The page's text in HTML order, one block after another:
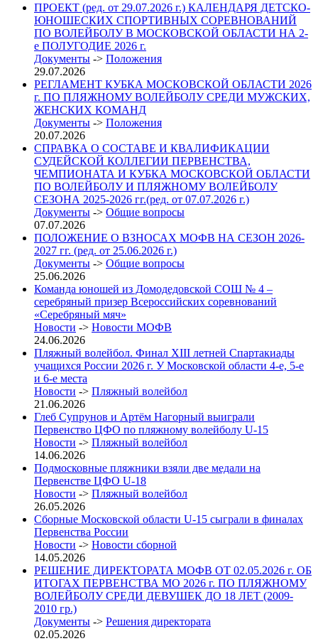
ПРОЕКТ (ред. от 29.07.2026 г.) КАЛЕНДАРЯ ДЕТСКО-
ЮНОШЕСКИХ СПОРТИВНЫХ СОРЕВНОВАНИЙ
ПО ВОЛЕЙБОЛУ В МОСКОВСКОЙ ОБЛАСТИ НА 2-
е ПОЛУГОДИЕ 2026 г.
Документы -> Положения
29.07.2026
РЕГЛАМЕНТ КУБКА МОСКОВСКОЙ ОБЛАСТИ 2026
г. ПО ПЛЯЖНОМУ ВОЛЕЙБОЛУ СРЕДИ МУЖСКИХ,
ЖЕНСКИХ КОМАНД
Документы -> Положения
20.07.2026
СПРАВКА О СОСТАВЕ И КВАЛИФИКАЦИИ
СУДЕЙСКОЙ КОЛЛЕГИИ ПЕРВЕНСТВА,
ЧЕМПИОНАТА И КУБКА МОСКОВСКОЙ ОБЛАСТИ
ПО ВОЛЕЙБОЛУ И ПЛЯЖНОМУ ВОЛЕЙБОЛУ
СЕЗОНА 2025-2026 гг.(ред. от 07.07.2026 г.)
Документы -> Общие вопросы
07.07.2026
ПОЛОЖЕНИЕ О ВЗНОСАХ МОФВ НА СЕЗОН 2026-
2027 гг. (ред. от 25.06.2026 г.)
Документы -> Общие вопросы
25.06.2026
Команда юношей из Домодедовской СОШ № 4 –
серебряный призер Всероссийских соревнований
«Серебряный мяч»
Новости -> Новости МОФВ
24.06.2026
Пляжный волейбол. Финал XIII летней Спартакиады
учащихся России 2026 г. У Московской области 4-е, 5-е
и 6-е места
Новости -> Пляжный волейбол
21.06.2026
Глеб Супрунов и Артём Нагорный выиграли
Первенство ЦФО по пляжному волейболу U-15
Новости -> Пляжный волейбол
14.06.2026
Подмосковные пляжники взяли две медали на
Первенстве ЦФО U-18
Новости -> Пляжный волейбол
26.05.2026
Сборные Московской области U-15 сыграли в финалах
Первенства России
Новости -> Новости сборной
14.05.2026
РЕШЕНИЕ ДИРЕКТОРАТА МОФВ ОТ 02.05.2026 г. ОБ
ИТОГАХ ПЕРВЕНСТВА МО 2026 г. ПО ПЛЯЖНОМУ
ВОЛЕЙБОЛУ СРЕДИ ДЕВУШЕК ДО 18 ЛЕТ (2009-
2010 гр.)
Документы -> Решения директората
02.05.2026